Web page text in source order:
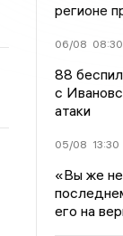
регионе
06/08 08:30
88
с
атаки
05/08 13:30
«Вы же
его на